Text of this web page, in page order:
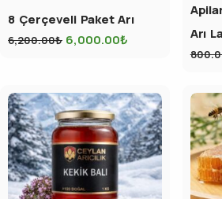
üzerinden
4.80
oy aldı
8 Çerçeveli Paket Arı
6,200.00₺ 6,000.00₺
Arı